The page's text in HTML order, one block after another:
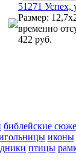
51271 Успех,
Размер:
временно
422 руб.
библейские
иконы
птицы